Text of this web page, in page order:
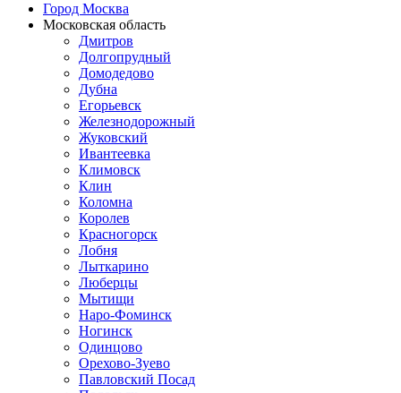
Город Москва
Московская область
Дмитров
Долгопрудный
Домодедово
Дубна
Егорьевск
Железнодорожный
Жуковский
Ивантеевка
Климовск
Клин
Коломна
Королев
Красногорск
Лобня
Лыткарино
Люберцы
Мытищи
Наро-Фоминск
Ногинск
Одинцово
Орехово-Зуево
Павловский Посад